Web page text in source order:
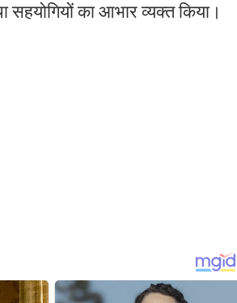
सहयोगियों का आभार व्यक्त किया।